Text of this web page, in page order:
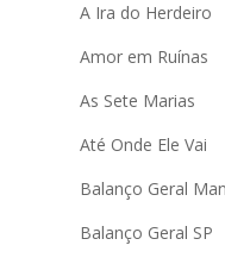
A Ira do Herdeiro
Amor em Ruínas
As Sete Marias
Até Onde Ele Vai
Balanço Geral
Balanço Geral SP